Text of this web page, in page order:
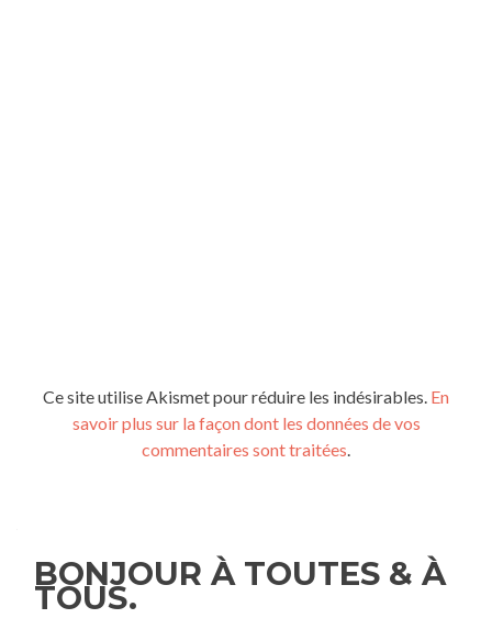
Ce site utilise Akismet pour réduire les indésirables. En
savoir plus sur la façon dont les données de vos
commentaires sont traitées
BONJOUR À TOUTES & À
TOUS.